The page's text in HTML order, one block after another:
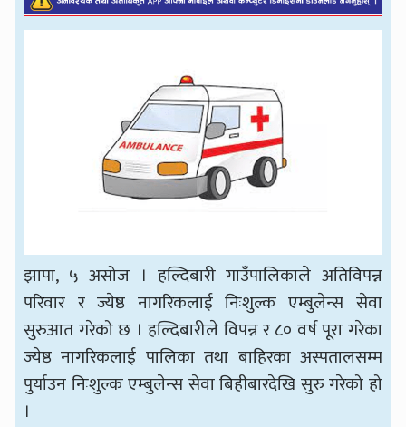
झापा, ५ असोज । हल्दिबारी गाउँपालिकाले अतिविपन्न
परिवार र ज्येष्ठ नागरिकलाई निःशुल्क एम्बुलेन्स सेवा
सुरुआत गरेको छ । हल्दिबारीले विपन्न र ८० वर्ष पूरा गरेका
ज्येष्ठ नागरिकलाई पालिका तथा बाहिरका अस्पतालसम्म
पुर्याउन निःशुल्क एम्बुलेन्स सेवा बिहीबारदेखि सुरु गरेको हो
।